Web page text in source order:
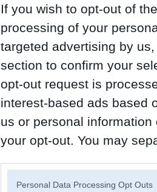
If you wish to opt-out of
processing of your
targeted advertising by
section to confirm your
opt-out request is
interest-based ads based
us or personal
your opt-out. You may
Personal Data Processing Opt Outs